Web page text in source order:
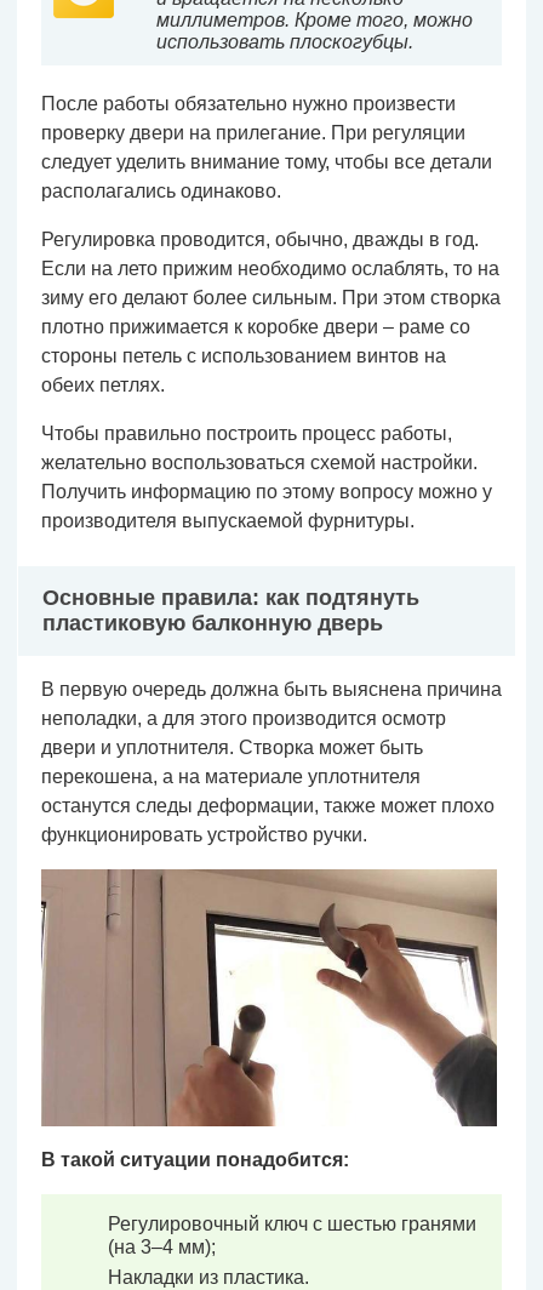
миллиметров. Кроме того, можно
использовать плоскогубцы.
После работы обязательно нужно произвести
проверку двери на прилегание. При регуляции
следует уделить внимание тому, чтобы все детали
располагались одинаково.
Регулировка проводится, обычно, дважды в год.
Если на лето прижим необходимо ослаблять, то на
зиму его делают более сильным. При этом створка
плотно прижимается к коробке двери – раме со
стороны петель с использованием винтов на
обеих петлях.
Чтобы правильно построить процесс работы,
желательно воспользоваться схемой настройки.
Получить информацию по этому вопросу можно у
производителя выпускаемой фурнитуры.
Основные правила: как подтянуть
пластиковую балконную дверь
В первую очередь должна быть выяснена причина
неполадки, а для этого производится осмотр
двери и уплотнителя. Створка может быть
перекошена, а на материале уплотнителя
останутся следы деформации, также может плохо
функционировать устройство ручки.
В такой ситуации понадобится:
Регулировочный ключ с шестью гранями
(на 3–4 мм);
Накладки из пластика.